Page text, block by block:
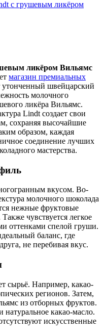
ликёром Вильямс
магазин премиальных
утонченный швейцарский
молочного
ликёра Вильямс.
Lindt создает свои
сохраняя высочайшие
образом, каждая
соединение лучших
мастерства.
вкусом. Во-
молочного шоколада
нежные фруктовые
чувствуется легкое
оттенками спелой груши.
баланс, где
не перебивая вкус.
сырьё. Например, какао-
регионов. Затем,
из отборных фруктов.
какао-масло.
искусственные